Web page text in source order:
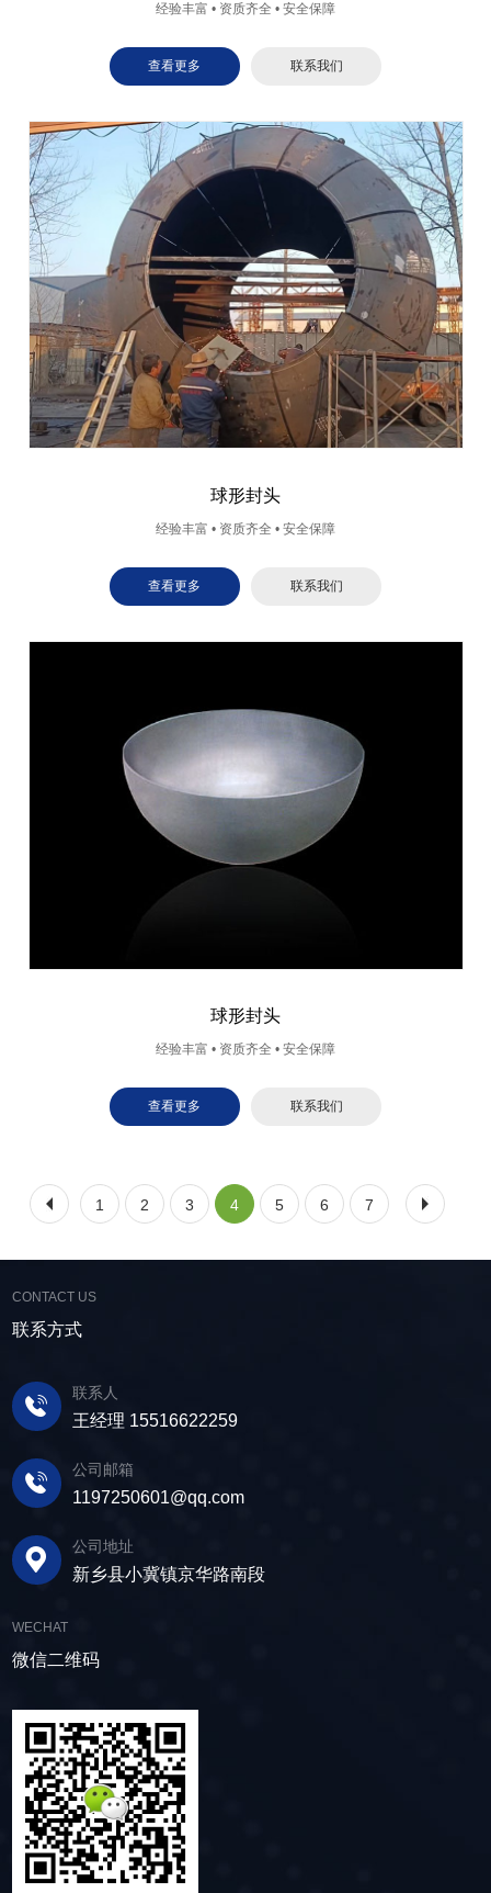
经验丰富 • 资质齐全 • 安全保障
查看更多 联系我们
球形封头
经验丰富 • 资质齐全 • 安全保障
查看更多 联系我们
球形封头
经验丰富 • 资质齐全 • 安全保障
查看更多 联系我们
1 2 3 4 5 6 7
CONTACT US
联系方式
联系人
王经理 15516622259
公司邮箱
1197250601@qq.com
公司地址
新乡县小冀镇京华路南段
WECHAT
微信二维码